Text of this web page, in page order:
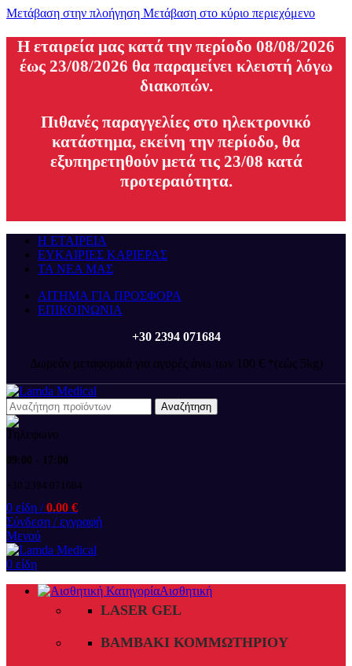
Μετάβαση στην πλοήγηση Μετάβαση στο κύριο περιεχόμενο
H εταιρεία μας κατά την περίοδο 08/08/2026
έως 23/08/2026 θα παραμείνει κλειστή λόγω
διακοπών.
Πιθανές παραγγελίες στο ηλεκτρονικό
κατάστημα, εκείνη την περίοδο, θα
εξυπηρετηθούν μετά τις 23/08 κατά
προτεραιότητα.
Η ΕΤΑΙΡΕΙΑ
ΕΥΚΑΙΡΙΕΣ ΚΑΡΙΕΡΑΣ
ΤΑ ΝΕΑ ΜΑΣ
ΑΙΤΗΜΑ ΓΙΑ ΠΡΟΣΦΟΡΑ
ΕΠΙΚΟΙΝΩΝΙΑ
+30 2394 071684
Δωρεάν μεταφορικά για αγορές άνω των 100 € *(εώς 5kg)
Αναζήτηση
09:00 - 17:00
+30 2394 071684
0 είδη / 0.00 €
Σύνδεση / εγγραφή
Μενού
0 είδη
Αισθητική
LASER GEL
ΒΑΜΒΆΚΙ ΚΟΜΜΩΤΗΡΊΟΥ